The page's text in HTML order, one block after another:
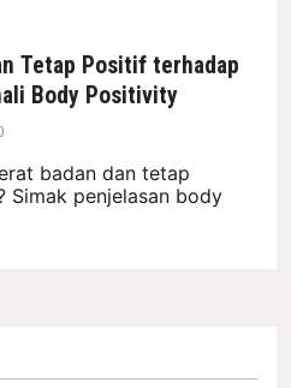
Tetap Positif terhadap
Body Positivity
badan dan tetap
Simak penjelasan body